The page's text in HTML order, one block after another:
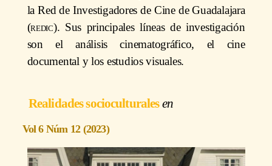
la Red de Investigadores de Cine de Guadalajara
(redic). Sus principales líneas de investigación
son el análisis cinematográfico, el cine
documental y los estudios visuales.
Realidades socioculturales
Vol 6 Núm 12 (2023)